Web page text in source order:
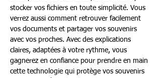
stocker vos fichiers en toute simplicité. Vous
verrez aussi comment retrouver facilement
vos documents et partager vos souvenirs
avec vos proches. Avec des explications
claires, adaptées à votre rythme, vous
gagnerez en confiance pour prendre en main
cette technologie qui protège vos souvenirs